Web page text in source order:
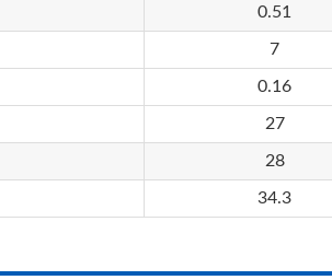
0.51
7
0.16
27
28
34.3